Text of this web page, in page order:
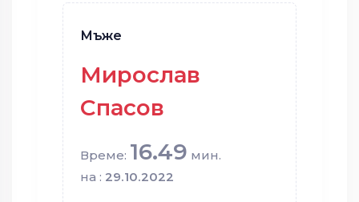
Мъже
Мирослав
Спасов
Време: 16.49 мин.
на : 29.10.2022